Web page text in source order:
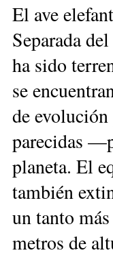
El ave
Separada
ha sido
se
de
parecidas
planeta. El
también
un tanto
metros de